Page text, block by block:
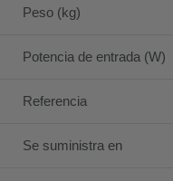
Peso (kg)
Potencia de entrada (W)
Referencia
Se suministra en